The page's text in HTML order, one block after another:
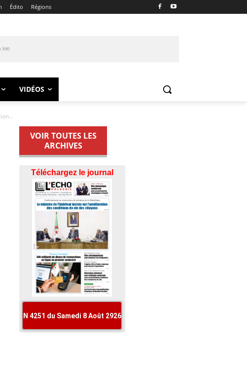
Édito Régions
VIDÉOS
VOIR TOUTES LES
ARCHIVES